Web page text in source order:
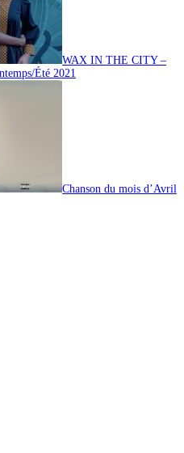
WAX IN THE CITY –
Été 2021
Chanson du mois d’Avril